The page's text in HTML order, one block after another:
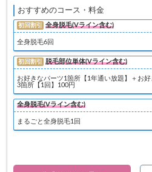
おすすめのコース・料金
初回割引 全身脱毛(Vライン含む)
全身脱毛6回
初回割引 脱毛部位単体(Vライン含む)
お好きなパーツ1箇所【1年通い放題】＋お
3箇所【1回】100円
全身脱毛(Vライン含む)
まるごと全身脱毛1回